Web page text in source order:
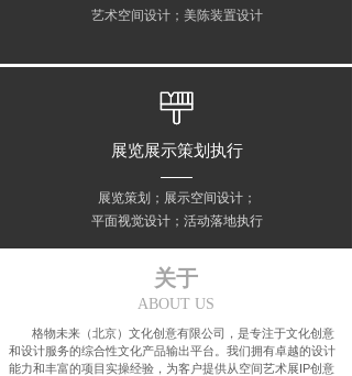
艺术空间设计；美陈装置设计
展览展示策划执行
展览策划；展示空间设计；
平面视觉设计；活动落地执行
关于
ABOUT US
格物未来（北京）文化创意有限公司，是专注于文化创意
和设计服务的综合性文化产品输出平台。我们拥有卓越的设计
能力和丰富的项目实操经验，为客户提供从空间艺术展IP创意